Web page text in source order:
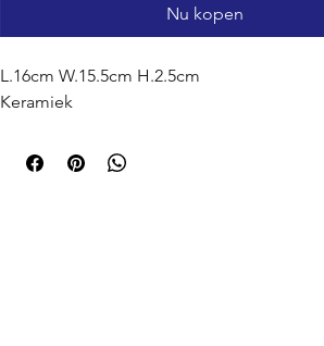
Nu kopen
L.16cm W.15.5cm H.2.5cm
Keramiek